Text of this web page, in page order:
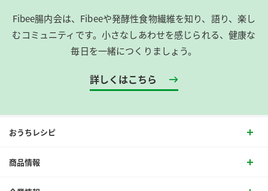
Fibee腸内会は、​Fibeeや発酵性食物繊維を知り、語り、楽し
むコミュニティです。​小さなしあわせを感じられる、健康な
毎日を一緒につくりましょう。
詳しくはこちら
おうちレシピ
商品情報